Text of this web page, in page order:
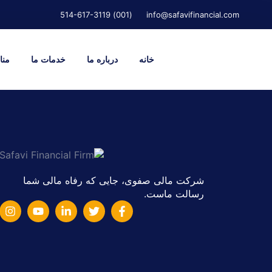
info@safavifinancial.com
(001) 514-617-3119
خانه درباره ما خدمات ما
شرکت مالی صفوی، جایی که رفاه مالی شما
رسالت ماست.